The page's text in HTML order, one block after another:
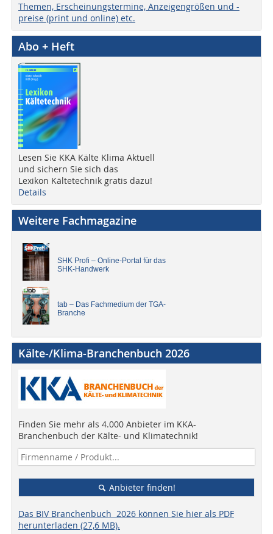
Themen, Erscheinungstermine, Anzeigengrößen und -
preise (print und online) etc.
Abo + Heft
Lesen Sie KKA Kälte Klima Aktuell
und sichern Sie sich das
Lexikon Kältetechnik gratis dazu!
Details
Weitere Fachmagazine
SHK Profi – Online-Portal für das
SHK-Handwerk
tab – Das Fachmedium der TGA-
Branche
Kälte-/Klima-Branchenbuch 2026
Finden Sie mehr als 4.000 Anbieter im KKA-
Branchenbuch der Kälte- und Klimatechnik!
Anbieter finden!
Das BIV Branchenbuch 2026 können Sie hier als PDF
herunterladen (27,6 MB).